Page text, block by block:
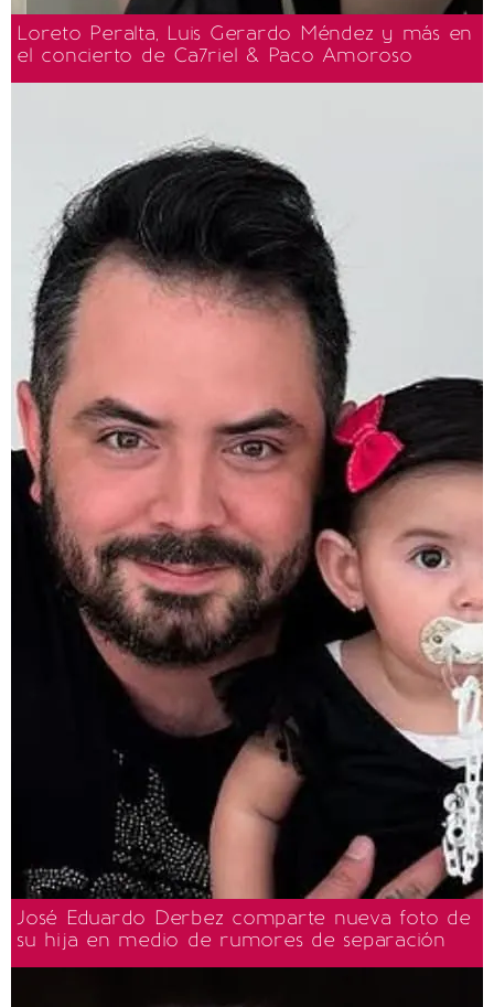
Loreto Peralta, Luis Gerardo Méndez y más en
el concierto de Ca7riel & Paco Amoroso
José Eduardo Derbez comparte nueva foto de
su hija en medio de rumores de separación